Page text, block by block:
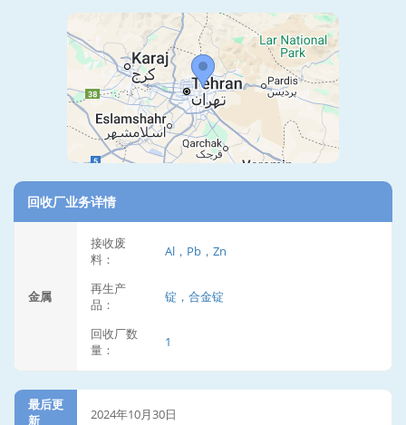
回收厂业务详情
金属
接收废
料：
Al，Pb，Zn
再生产
品：
锭，合金锭
回收厂数
量：
1
最后更
新
2024年10月30日